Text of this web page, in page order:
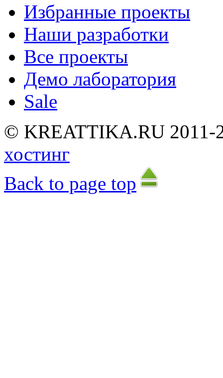
Избранные проекты
Наши разработки
Все проекты
Демо лаборатория
Sale
© KREATTIKA.RU 2011-
хостинг
Back to page top